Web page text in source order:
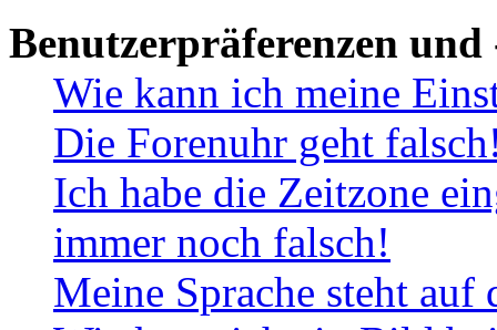
Benutzerpräferenzen und
Wie kann ich meine
Die Forenuhr geht
Ich habe die Zeitzone
immer noch falsch!
Meine Sprache steht